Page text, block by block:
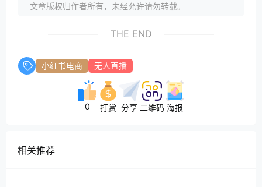
文章版权归作者所有，未经允许请勿转载。
THE END
小红书电商 无人直播
0 打赏 分享 二维码 海报
相关推荐